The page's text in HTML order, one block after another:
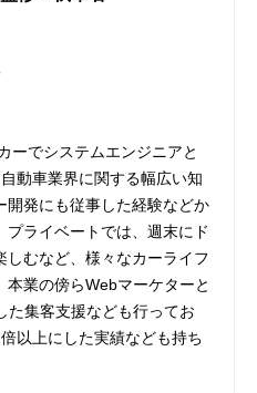
ーでシステムエンジニアと
動車業界に関する幅広い知
開発にも従事した経験などか
プライベートでは、週末にド
しむなど、様々なカーライフ
業の傍らWebマーケターと
た集客支援なども行ってお
以上にした実績なども持ち